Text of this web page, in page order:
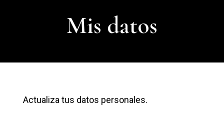
Mis datos
Actualiza tus datos personales.